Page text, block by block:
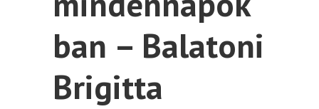
ban – Balatoni
Brigitta